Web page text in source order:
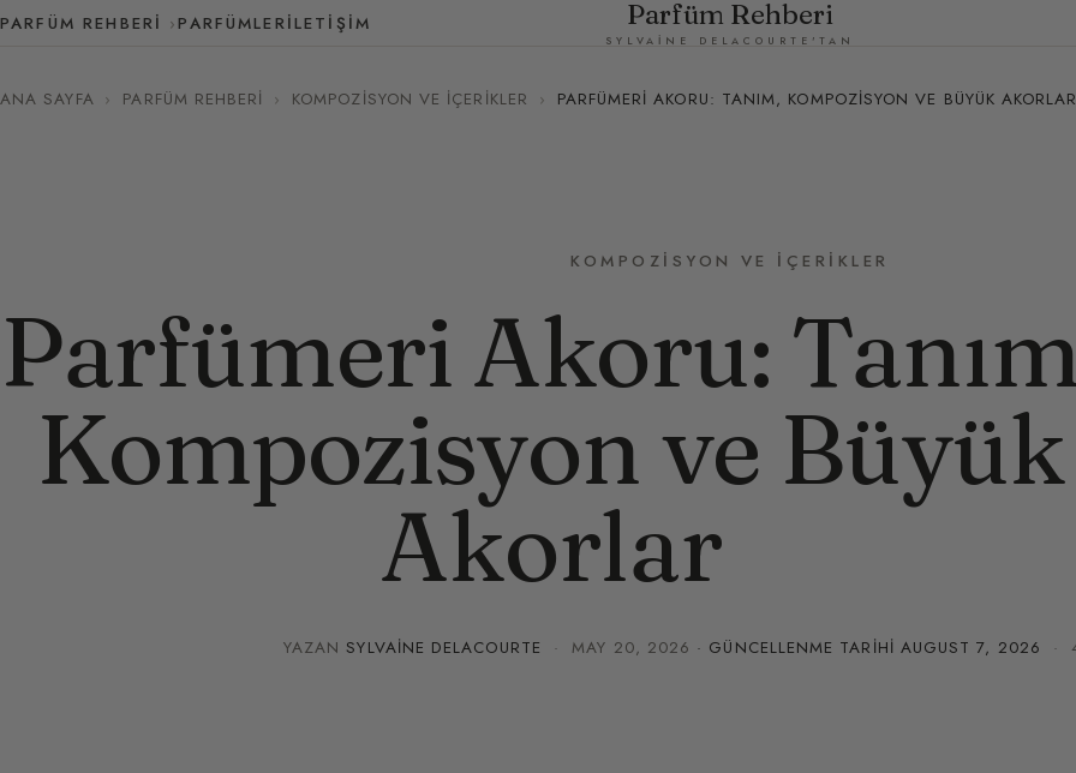
PARFÜM REHBERI PARFÜMLERİLETIŞIM Parfüm Rehberi
SYLVAINE DELACOURTE'TAN
ANA SAYFA › PARFÜM REHBERI › KOMPOZISYON VE İÇERIKLER › PARFÜMERI AKORU: TANIM, KOMPOZISYON VE BÜYÜK AKORLAR
KOMPOZISYON VE İÇERIKLER
Parfümeri Akoru:
Kompozisyon ve Büyük
Akorlar
YAZAN SYLVAINE DELACOURTE ·MAY 20, 2026 · GÜNCELLENME TARIHI AUGUST 7, 2026 ·